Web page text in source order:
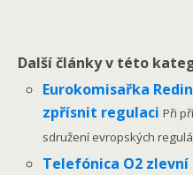
Další články v této
Eurokomisařka
zpřísnit regulaciPři
sdružení evropských
Telefónica O2